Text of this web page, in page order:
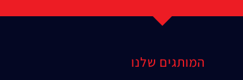
המותגים שלנו